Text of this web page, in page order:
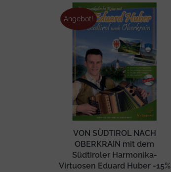
Angebot!
VON SÜDTIROL NACH
OBERKRAIN mit dem
Südtiroler Harmonika-
Virtuosen Eduard Huber -15%